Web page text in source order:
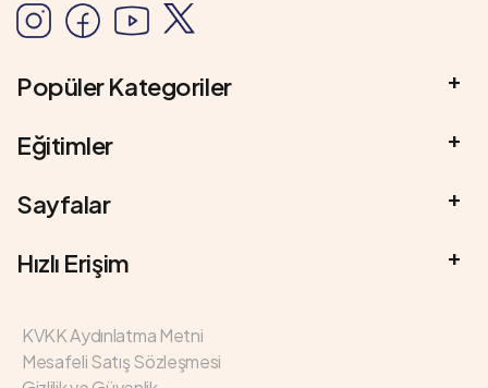
Popüler Kategoriler
Eğitimler
Sayfalar
Hızlı Erişim
KVKK Aydınlatma Metni
Mesafeli Satış Sözleşmesi